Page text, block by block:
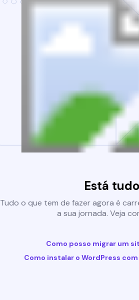
Está
Tudo o que tem de fazer agora é
a sua jornada. Veja
Como posso migrar um
Como instalar o WordPress